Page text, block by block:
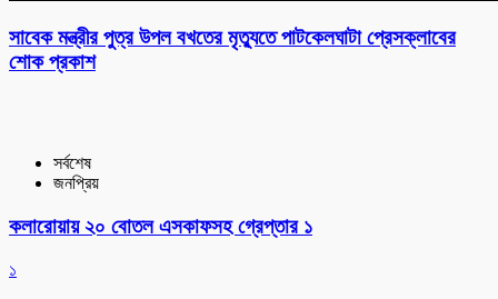
সাবেক মন্ত্রীর পুত্র উপল বখতের মৃত্যুতে পাটকেলঘাটা প্রেসক্লাবের
শোক প্রকাশ
সর্বশেষ
জনপ্রিয়
কলারোয়ায় ২০ বোতল এসকাফসহ গ্রেপ্তার ১
১